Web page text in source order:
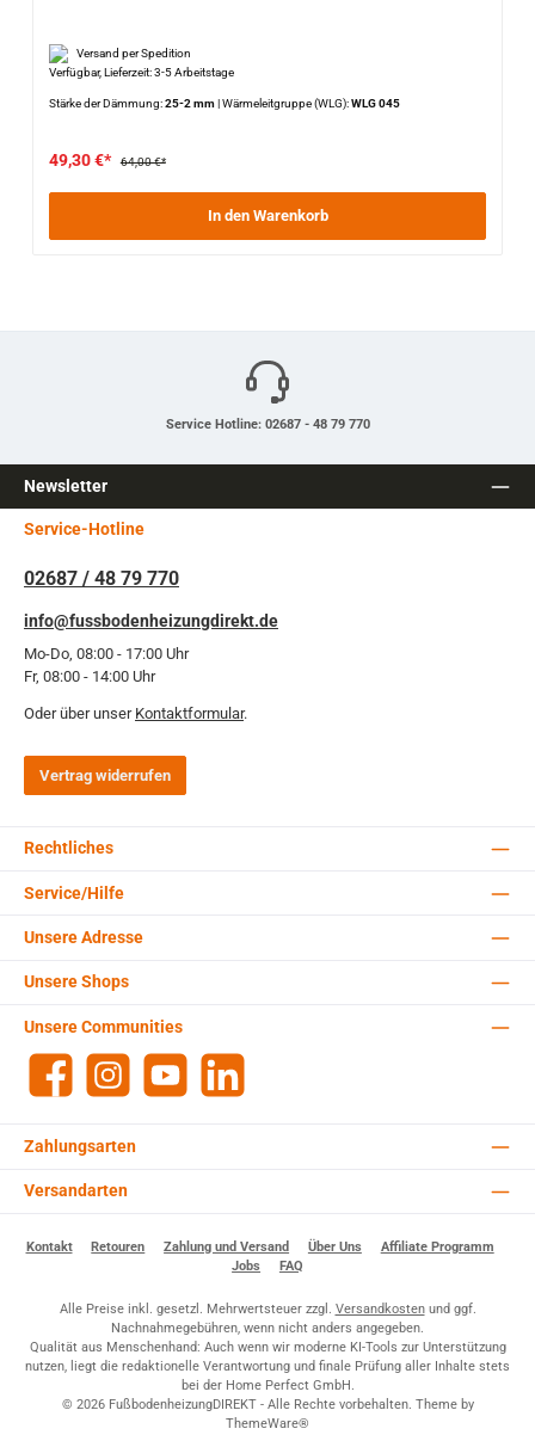
Versand per Spedition
Verfügbar, Lieferzeit: 3-5 Arbeitstage
Stärke der Dämmung:25-2 mm|Wärmeleitgruppe (WLG):WLG 045
49,30 €* 64,00 €*
In den Warenkorb
Service Hotline: 02687 - 48 79 770
Newsletter
Service-Hotline
02687 / 48 79 770
info@fussbodenheizungdirekt.de
Mo-Do, 08:00 - 17:00 Uhr
Fr, 08:00 - 14:00 Uhr
Oder über unser Kontaktformular.
Vertrag widerrufen
Rechtliches
Service/Hilfe
Zahlungsarten
Versandarten
Unsere Adresse
Unsere Communities
Facebook Instagram YouTube
Unsere Shops
Kontakt Retouren Zahlung und Versand Über Uns
Affiliate Programm
Jobs
FAQ
Alle Preise inkl. gesetzl. Mehrwertsteuer zzgl. Versandkostenund ggf.
Nachnahmegebühren, wenn nicht anders angegeben.
Qualität aus Menschenhand: Auch wenn wir moderne KI-Tools zur Unterstützung
nutzen, liegt die redaktionelle Verantwortung und finale Prüfung aller Inhalte stets
bei der Home Perfect GmbH.
© 2026 FußbodenheizungDIREKT - Alle Rechte vorbehalten. Theme by
ThemeWare®